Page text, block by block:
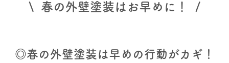
\ 春の外壁塗装はお早めに！ /
◎春の外壁塗装は早めの行動がカギ！